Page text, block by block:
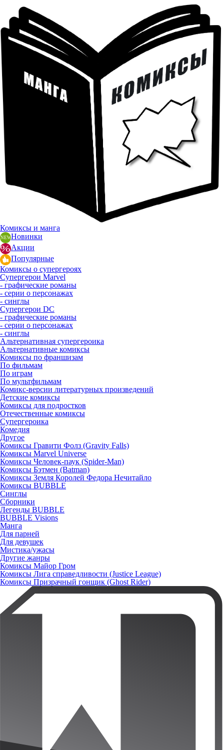
Комиксы и манга
Новинки
Акции
Популярные
Комиксы о супергероях
Супергерои Marvel
- графические романы
- серии о персонажах
- синглы
Супергерои DC
- графические романы
- серии о персонажах
- синглы
Альтернативная супергероика
Альтернативные комиксы
Комиксы по франшизам
По фильмам
По играм
По мультфильмам
Комикс-версии литературных произведений
Детские комиксы
Комиксы для подростков
Отечественные комиксы
Супергероика
Комедия
Другое
Комиксы Гравити Фолз (Gravity Falls)
Комиксы Marvel Universe
Комиксы Человек-паук (Spider-Man)
Комиксы Бэтмен (Batman)
Комиксы Земля Королей Федора Нечитайло
Комиксы BUBBLE
Синглы
Сборники
Легенды BUBBLE
BUBBLE Visions
Манга
Для парней
Для девушек
Мистика/ужасы
Другие жанры
Комиксы Майор Гром
Комиксы Лига справедливости (Justice League)
Комиксы Призрачный гонщик (Ghost Rider)